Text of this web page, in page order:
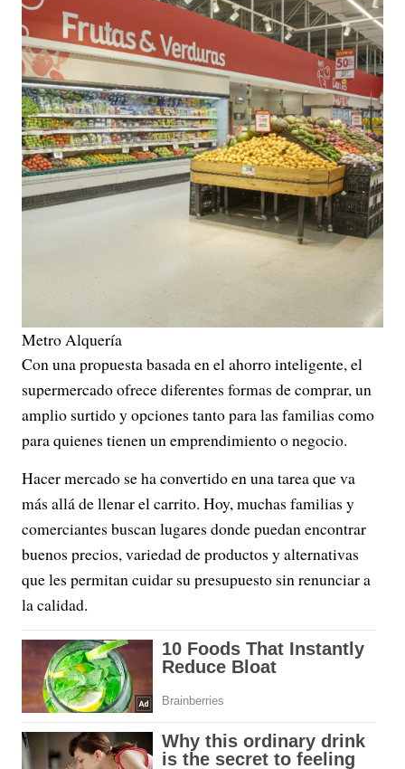
Metro Alquería
Con una propuesta basada en el ahorro inteligente, el
supermercado ofrece diferentes formas de comprar, un
amplio surtido y opciones tanto para las familias como
para quienes tienen un emprendimiento o negocio.
Hacer mercado se ha convertido en una tarea que va
más allá de llenar el carrito. Hoy, muchas familias y
comerciantes buscan lugares donde puedan encontrar
buenos precios, variedad de productos y alternativas
que les permitan cuidar su presupuesto sin renunciar a
la calidad.